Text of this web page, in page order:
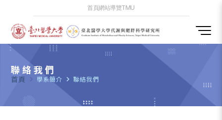
首頁網站導覽TMU
聯絡我們
首頁 navigate_next 學系簡介 navigate_next 聯絡我們